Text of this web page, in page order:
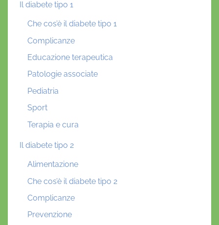
Il diabete tipo 1
Che cos’è il diabete tipo 1
Complicanze
Educazione terapeutica
Patologie associate
Pediatria
Sport
Terapia e cura
Il diabete tipo 2
Alimentazione
Che cos’è il diabete tipo 2
Complicanze
Prevenzione